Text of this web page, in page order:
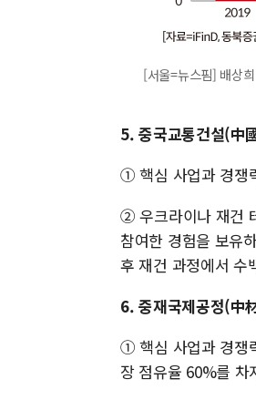
[서울=뉴스핌] 배상
5. 중국교통건설(中
① 핵심 사업과 경쟁
② 우크라이나 재건
참여한 경험을 보유
후 재건 과정에서 수
6. 중재국제공정(中
① 핵심 사업과 경쟁
장 점유율 60%를 차